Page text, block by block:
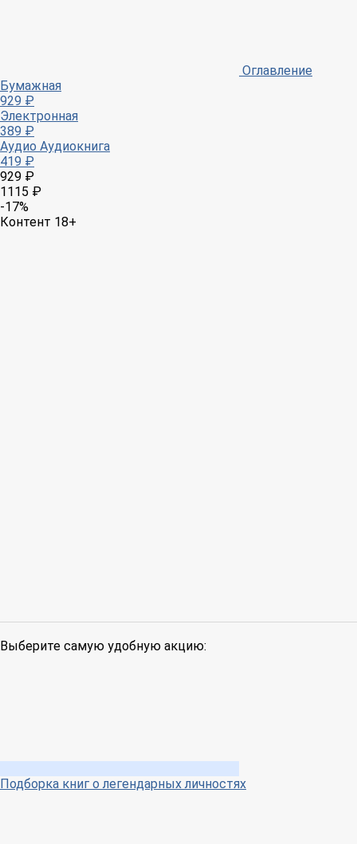
Оглавление
Бумажная
929 ₽
Электронная
389 ₽
Аудио Аудиокнига
419 ₽
929 ₽
1115 ₽
-17%
Контент 18+
Выберите самую удобную акцию:
Подборка книг о легендарных личностях